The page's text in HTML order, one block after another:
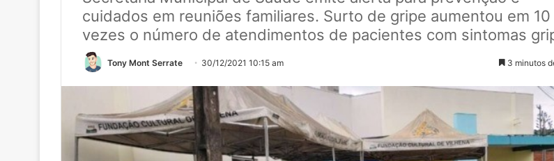
cuidados em reuniões familiares. Surto de gripe aumentou em 10
vezes o número de atendimentos de pacientes com sintomas
Tony Mont Serrate 30/12/2021 10:15 am 3 minutos